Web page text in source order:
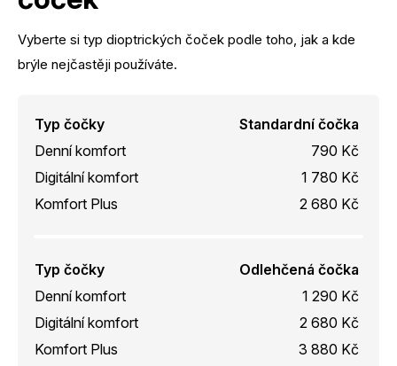
Vyberte si typ dioptrických čoček podle toho, jak a kde
brýle nejčastěji používáte.
Typ čočky
Standardní čočka
Denní komfort
790 Kč
Digitální komfort
1 780 Kč
Komfort Plus
2 680 Kč
Typ čočky
Odlehčená čočka
Denní komfort
1 290 Kč
Digitální komfort
2 680 Kč
Komfort Plus
3 880 Kč